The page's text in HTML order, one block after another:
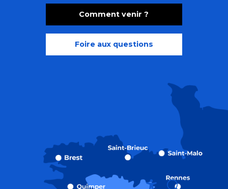
Comment venir ?
Foire aux questions